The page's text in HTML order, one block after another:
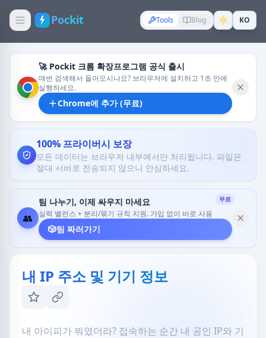
Pockit Tools Blog KO
🚀 Pockit 크롬 확장프로그램 공식 출시
매번 검색해서 들어오시나요? 브라우저에 설치하고 1초 만에
실행하세요.
Chrome에 추가 (무료)
100% 프라이버시 보장
모든 데이터는 브라우저 내부에서만 처리됩니다. 파일은
절대 서버로 전송되지 않으니 안심하세요.
무료
👥
팀 나누기, 이제 싸우지 마세요
실력 밸런스 + 분리/묶기 규칙 지원. 가입 없이 바로 사용
🎲팀 짜러가기
내 IP 주소 및 기기 정보
내 아이피가 뭐였더라? 접속하는 순간 내 공인 IP와 기